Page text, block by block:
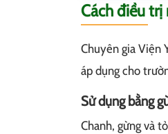
Cách điều trị
Chuyên gia Viện
áp dụng cho
Sử dụng bằng
Chanh, gừng và